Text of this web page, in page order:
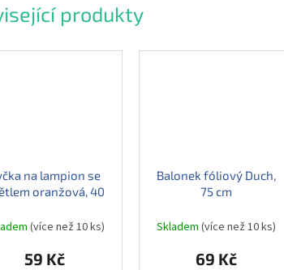
produkty
na lampion se
oranžová, 40
(více než 10 ks)
59 Kč
Balonek fóliový Duch,
75 cm
Skladem (více než 10 ks)
69 Kč